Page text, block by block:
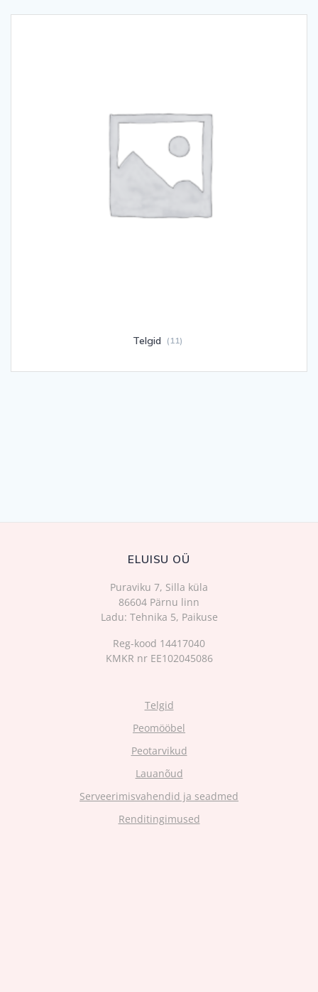
Telgid (11)
ELUISU OÜ
Puraviku 7, Silla küla
86604 Pärnu linn
Ladu: Tehnika 5, Paikuse
Reg-kood 14417040
KMKR nr EE102045086
Telgid
Peomööbel
Peotarvikud
Lauanõud
Serveerimisvahendid ja seadmed
Renditingimused